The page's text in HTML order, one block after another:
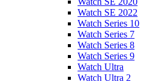
Watch SE 2022
Watch Series 10
Watch Series 7
Watch Series 8
Watch Series 9
Watch Ultra
Watch Ultra 2